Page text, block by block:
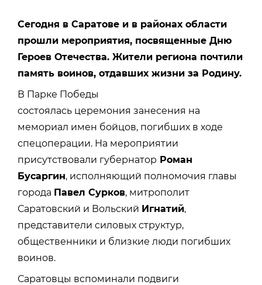
Сегодня в Саратове и в районах области
прошли мероприятия, посвященные Дню
Героев Отечества. Жители региона почтили
память воинов, отдавших жизни за Родину.
В Парке Победы
состоялась церемония занесения на
мемориал имен бойцов, погибших в ходе
спецоперации. На мероприятии
присутствовали губернатор Роман
Бусаргин, исполняющий полномочия главы
города Павел Сурков, митрополит
Саратовский и Вольский Игнатий,
представители силовых структур,
общественники и близкие люди погибших
воинов.
Саратовцы вспоминали подвиги